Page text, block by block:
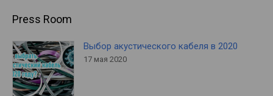
Press Room
Выбор акустического кабеля в 2020
17 мая 2020